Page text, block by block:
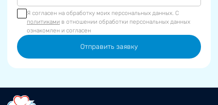
Я согласен на обработку моих персональных данных. С
политиками в отношении обработки персональных данных
ознакомлен и согласен
Отправить заявку